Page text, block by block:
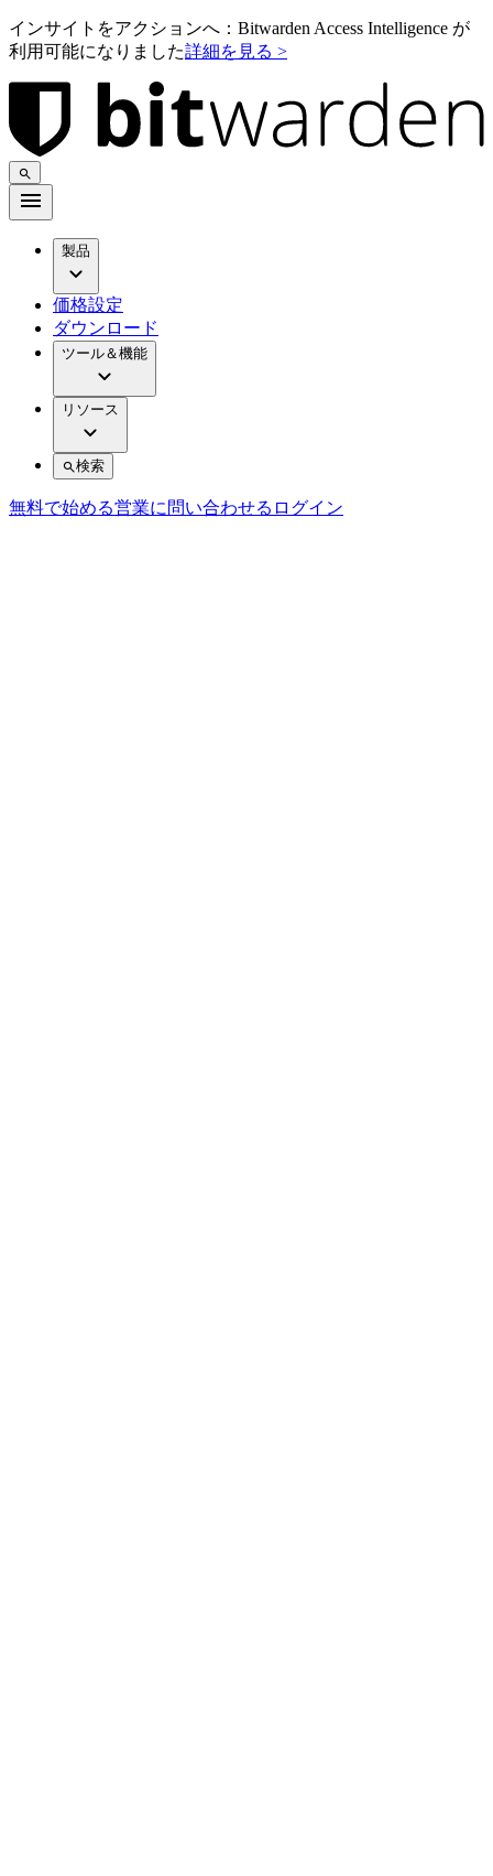
インサイトをアクションへ：Bitwarden Access Intelligence が
利用可能になりました詳細を見る >
製品
価格設定
ダウンロード
ツール＆機能
リソース
検索
無料で始める営業に問い合わせる ログイン